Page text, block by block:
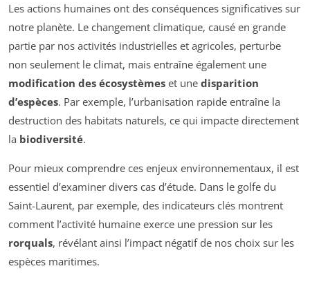
Les actions humaines ont des conséquences significatives sur
notre planète. Le changement climatique, causé en grande
partie par nos activités industrielles et agricoles, perturbe
non seulement le climat, mais entraîne également une
modification des écosystèmes et une disparition
d’espèces. Par exemple, l’urbanisation rapide entraîne la
destruction des habitats naturels, ce qui impacte directement
la biodiversité.
Pour mieux comprendre ces enjeux environnementaux, il est
essentiel d’examiner divers cas d’étude. Dans le golfe du
Saint-Laurent, par exemple, des indicateurs clés montrent
comment l’activité humaine exerce une pression sur les
rorquals, révélant ainsi l’impact négatif de nos choix sur les
espèces maritimes.